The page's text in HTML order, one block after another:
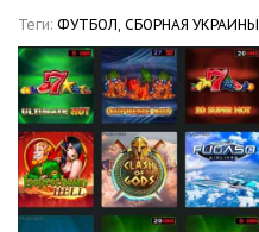
Теги: ФУТБОЛ, СБОРНАЯ УКРАИНЫ